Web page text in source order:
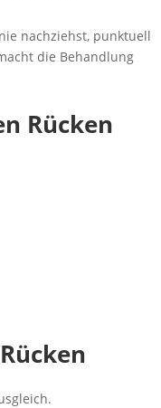
nachziehst, punktuell
die Behandlung
Rücken